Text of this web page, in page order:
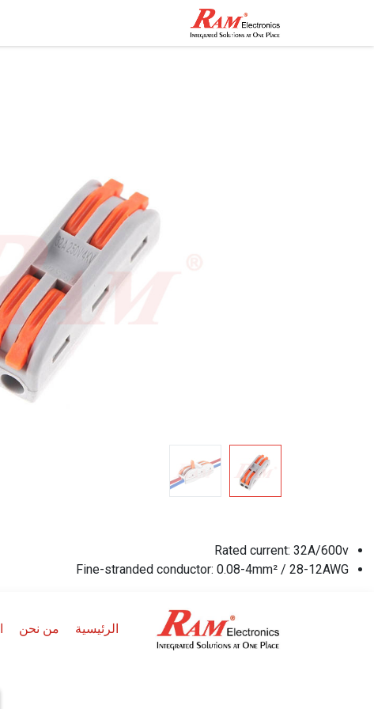
Rated current: 32A/600v
Fine-stranded conductor: 0.08-4mm² / 28-12AWG
الرئيسية من نحن